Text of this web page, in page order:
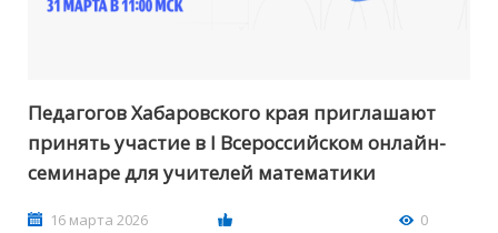
Педагогов Хабаровского края приглашают
принять участие в I Всероссийском онлайн-
семинаре для учителей математики
16 марта 2026 0